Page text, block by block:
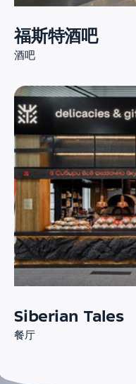
福斯特酒吧
酒吧
Siberian Tales
餐厅